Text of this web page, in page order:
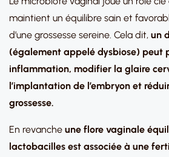
maintient un équilibre sain et
d’une grossesse sereine. Cela dit, un
(également appelé dysbiose) peut
inflammation, modifier la glaire
l’implantation de l’embryon et
grossesse.
En revanche une flore vaginale
lactobacilles est associée à une